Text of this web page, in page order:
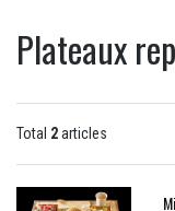
Plateaux
Total 2articles